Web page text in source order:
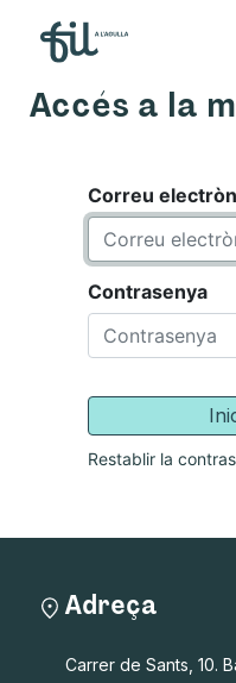
Accés a la
Correu
Contrasenya
Restablir la
Adreça
Carrer de Sants, 10.